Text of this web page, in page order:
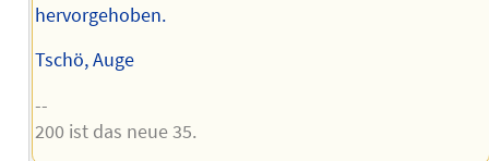
hervorgehoben.
Tschö, Auge
--
200 ist das neue 35.